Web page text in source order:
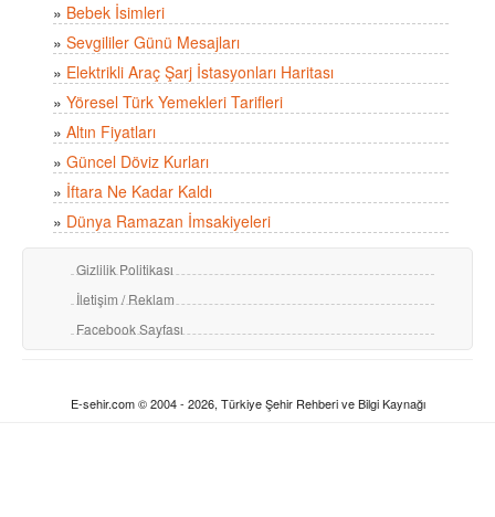
» Bebek İsimleri
» Sevgililer Günü Mesajları
» Elektrikli Araç Şarj İstasyonları Haritası
» Yöresel Türk Yemekleri Tarifleri
» Altın Fiyatları
» Güncel Döviz Kurları
» İftara Ne Kadar Kaldı
» Dünya Ramazan İmsakiyeleri
Gizlilik Politikası
İletişim / Reklam
Facebook Sayfası
E-sehir.com © 2004 - 2026, Türkiye Şehir Rehberi ve Bilgi Kaynağı